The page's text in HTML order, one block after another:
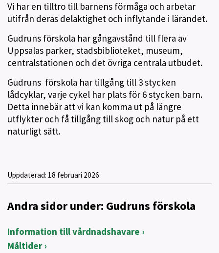
Vi har en tilltro till barnens förmåga och arbetar
utifrån deras delaktighet och inflytande i lärandet.
Gudruns förskola har gångavstånd till flera av
Uppsalas parker, stadsbiblioteket, museum,
centralstationen och det övriga centrala utbudet.
Gudruns förskola har tillgång till 3 stycken
lådcyklar, varje cykel har plats för 6 stycken barn.
Detta innebär att vi kan komma ut på längre
utflykter och få tillgång till skog och natur på ett
naturligt sätt.
Uppdaterad: 18 februari 2026
Andra sidor under: Gudruns förskola
Information till vårdnadshavare
Måltider